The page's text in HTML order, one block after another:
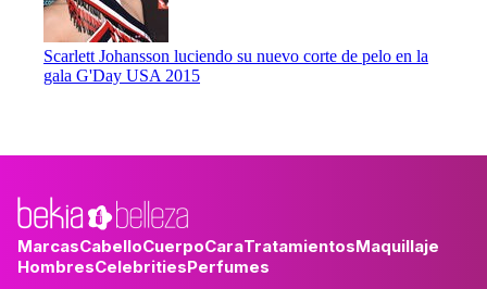
Scarlett Johansson luciendo su nuevo corte de pelo en la
gala G'Day USA 2015
MarcasCabelloCuerpoCaraTratamientosMaquillaje
HombresCelebritiesPerfumes